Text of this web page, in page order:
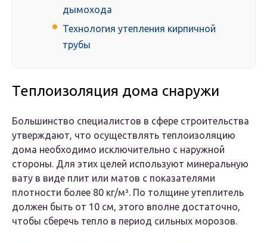
дымохода
Технология утепления кирпичной
трубы
Теплоизоляция дома снаружи
Большинство специалистов в сфере строительства
утверждают, что осуществлять теплоизоляцию
дома необходимо исключительно с наружной
стороны. Для этих целей используют минеральную
вату в виде плит или матов с показателями
плотности более 80 кг/м³. По толщине утеплитель
должен быть от 10 см, этого вполне достаточно,
чтобы сберечь тепло в период сильных морозов.